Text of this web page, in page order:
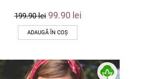
199.90lei 99.90 lei
ADAUGĂ ÎN COȘ